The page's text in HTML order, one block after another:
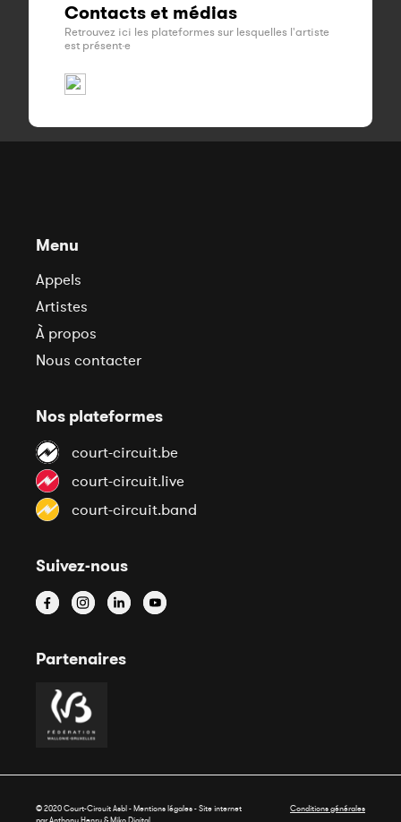
Contacts et médias
Retrouvez ici les plateformes sur lesquelles l'artiste
est présent·e
Menu
Appels
Artistes
À propos
Nous contacter
Nos plateformes
court-circuit.be
court-circuit.live
court-circuit.band
Suivez-nous
Partenaires
© 2020 Court-Circuit Asbl - Mentions légales - Site internet
par Anthony Henry &Miko Digital
Conditions générales